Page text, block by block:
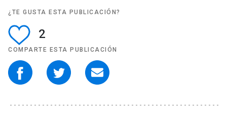
¿TE GUSTA ESTA PUBLICACIÓN?
2
COMPARTE ESTA PUBLICACIÓN